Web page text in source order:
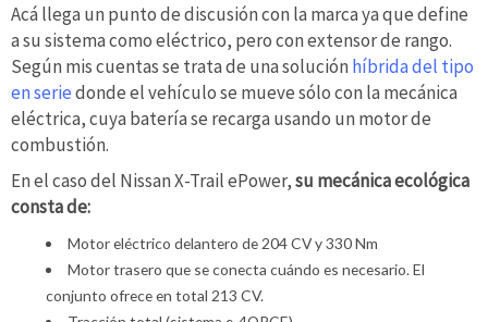
Acá llega un punto de discusión con la marca ya que define
a su sistema como eléctrico, pero con extensor de rango.
Según mis cuentas se trata de una solución híbrida del tipo
en seriedonde el vehículo se mueve sólo con la mecánica
eléctrica, cuya batería se recarga usando un motor de
combustión.
En el caso del Nissan X-Trail ePower,su mecánica ecológica
consta de:
Motor eléctrico delantero de 204 CV y 330 Nm
Motor trasero que se conecta cuándo es necesario. El
conjunto ofrece en total 213 CV.